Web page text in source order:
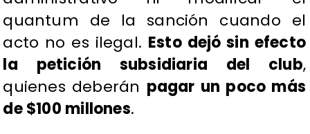
quantum de la sanción cuando el
acto no es ilegal. Esto dejó sin efecto
la petición subsidiaria del club,
quienes deberán pagar un poco más
de $100 millones.